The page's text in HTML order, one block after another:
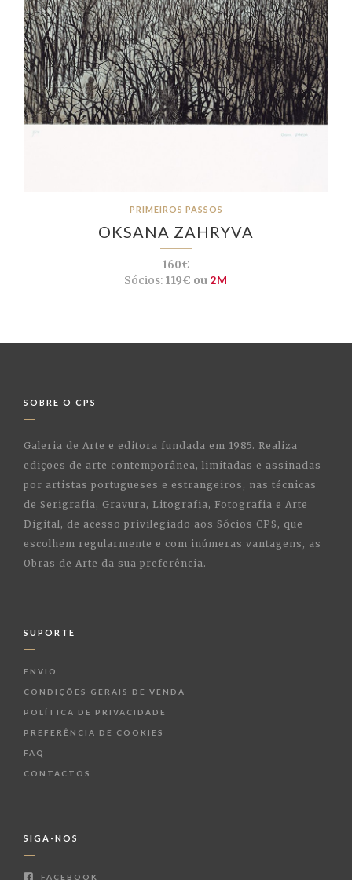
PRIMEIROS PASSOS
OKSANA ZAHRYVA
160€
Sócios: 119€ ou 2M
SOBRE O CPS
Galeria de Arte e editora fundada em 1985. Realiza
edições de arte contemporânea, limitadas e assinadas
por artistas portugueses e estrangeiros, nas técnicas
de Serigrafia, Gravura, Litografia, Fotografia e Arte
Digital, de acesso privilegiado aos Sócios CPS, que
escolhem regularmente e com inúmeras vantagens, as
Obras de Arte da sua preferência.
SUPORTE
ENVIO
CONDIÇÕES GERAIS DE VENDA
POLÍTICA DE PRIVACIDADE
PREFERÊNCIA DE COOKIES
FAQ
CONTACTOS
SIGA-NOS
FACEBOOK